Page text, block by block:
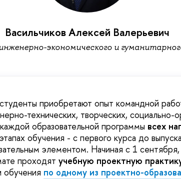
Васильчиков Алексей Валерьевич
экономического и
приобретают опыт командной
технических, творческих, социально-
образовательной программы всех
обучения - с первого курса до
элементом. Начиная с 1
проходят учебную проектную
обучения по одному из проектно-